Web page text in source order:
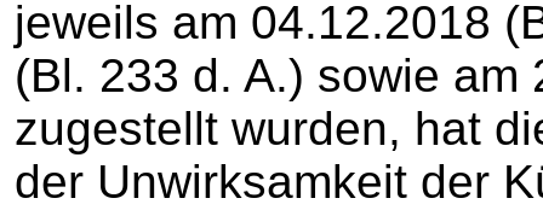
jeweils am 04.12.2018
(Bl. 233 d. A.) sowie am
zugestellt wurden, hat
der Unwirksamkeit der